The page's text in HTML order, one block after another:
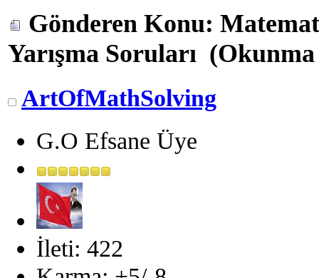
Gönderen Konu:
Yarışma Soruları (Okunma
ArtOfMathSolving
G.O Efsane Üye
İleti: 422